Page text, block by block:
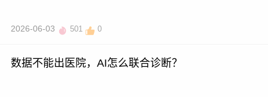
2026-06-03 501 0
数据不能出医院，AI怎么联合诊断？